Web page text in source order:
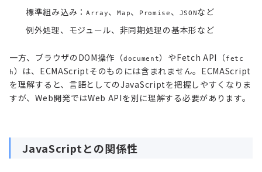
標準組み込み： Array、Map、 Promise 、 JSONなど
例外処理、モジュール、非同期処理の基本形など
一方、ブラウザのDOM操作（document）やFetch API（fetc
h）は、ECMAScriptそのものには含まれません。ECMAScript
を理解すると、言語としてのJavaScriptを把握しやすくなりま
すが、Web開発ではWeb APIを別に理解する必要があります。
JavaScriptとの関係性